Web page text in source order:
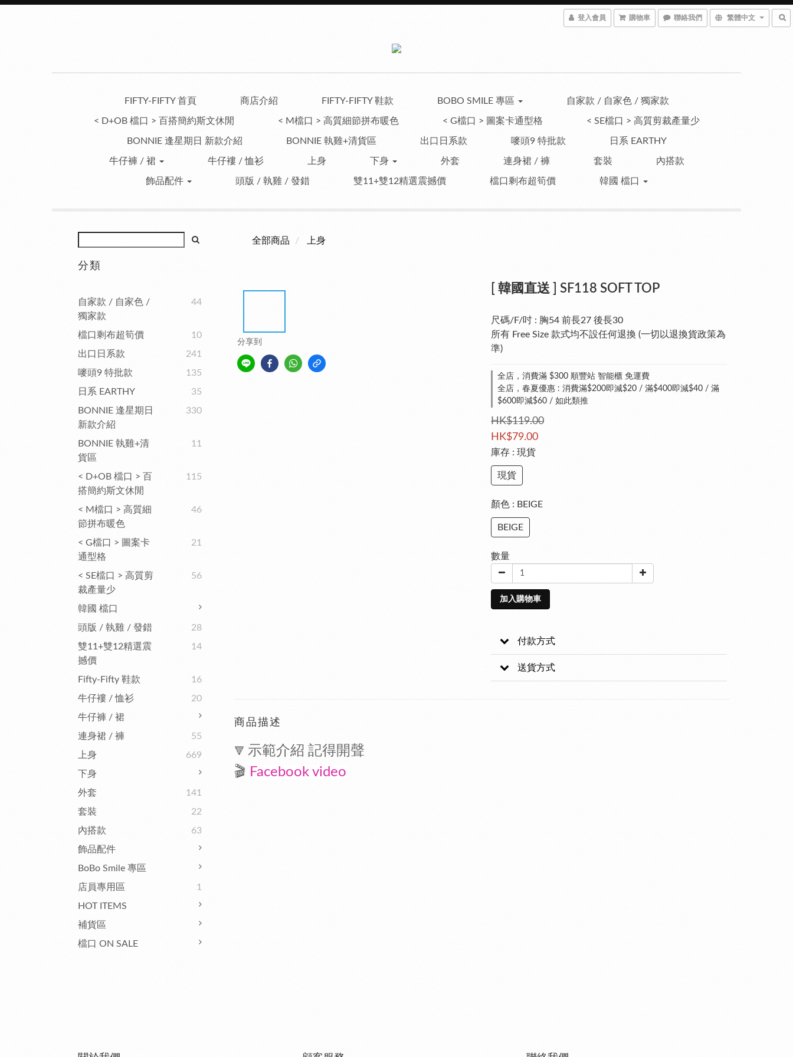
登入會員 購物車 聯絡我們 繁體中文
FIFTY-FIFTY 首頁 商店介紹 FIFTY-FIFTY 鞋款 BOBO SMILE 專區 自家款 / 自家色 / 獨家款
< D+OB 檔口 > 百搭簡約斯文休閒 < M檔口 > 高質細節拼布暖色 < G檔口 > 圖案卡通型格 < SE檔口 > 高質剪裁產量少
BONNIE 逢星期日 新款介紹 BONNIE 執雞+清貨區 出口日系款 嘜頭9 特批款 日系 EARTHY
牛仔褲 / 裙 牛仔褸 / 恤衫 上身 下身 外套 連身裙 / 褲 套裝 內搭款
飾品配件 頭版 / 執雞 / 發錯 雙11+雙12精選震撼價 檔口剩布超筍價 韓國 檔口
分類
自家款 / 自家色 /
獨家款
44
檔口剩布超筍價
10
出口日系款
241
嘜頭9 特批款
135
日系 EARTHY
35
BONNIE 逢星期日
新款介紹
330
BONNIE 執雞+清
貨區
11
< D+OB 檔口 > 百
搭簡約斯文休閒
115
< M檔口 > 高質細
節拼布暖色
46
< G檔口 > 圖案卡
通型格
21
< SE檔口 > 高質剪
裁產量少
56
韓國 檔口
頭版 / 執雞 / 發錯
28
雙11+雙12精選震
撼價
14
Fifty-Fifty 鞋款
16
牛仔褸 / 恤衫
20
牛仔褲 / 裙
連身裙 / 褲
55
上身
669
下身
外套
141
套裝
22
內搭款
63
飾品配件
BoBo Smile 專區
店員專用區
1
HOT ITEMS
補貨區
檔口 ON SALE
全部商品 上身
分享到
[ 韓國直送 ] SF118 SOFT TOP
尺碼/F/吋 : 胸54 前長27 後長30
所有 Free Size 款式均不設任何退換 (一切以退換貨政策為
準)
全店，消費滿 $300 順豐站 智能櫃 免運費
全店，春夏優惠 : 消費滿$200即減$20 / 滿$400即減$40 / 滿
$600即減$60 / 如此類推
HK$119.00
HK$79.00
庫存 : 現貨
現貨
顏色 : BEIGE
BEIGE
數量
加入購物車
付款方式
送貨方式
商品描述
🔻 示範介紹 記得開聲
🎬 Facebook video